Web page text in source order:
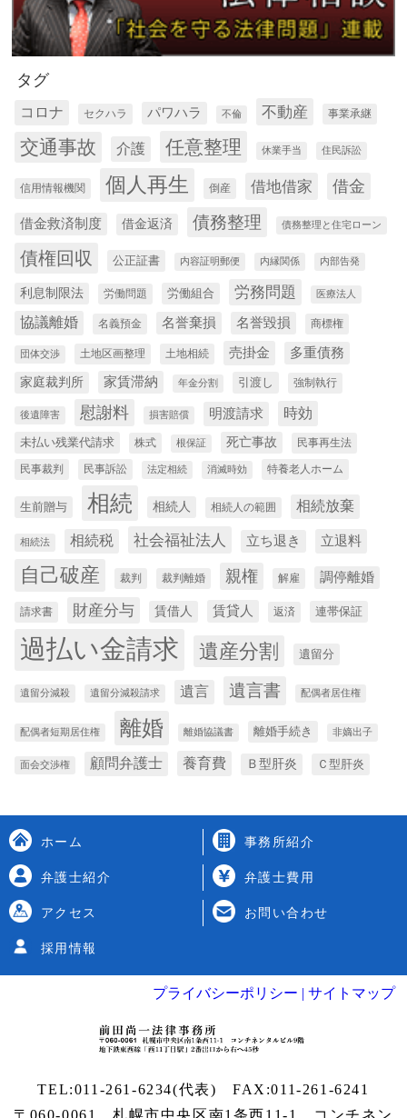
タグ
コロナ セクハラ パワハラ 不倫 不動産 事業承継
交通事故 介護 任意整理 休業手当 住民訴訟
信用情報機関 個人再生 倒産 借地借家 借金
借金救済制度 借金返済 債務整理 債務整理と住宅ローン
債権回収 公正証書 内容証明郵便 内縁関係 内部告発
利息制限法 労働問題 労働組合 労務問題 医療法人
協議離婚 名義預金 名誉棄損 名誉毀損 商標権
団体交渉 土地区画整理 土地相続 売掛金 多重債務
家庭裁判所 家賃滞納 年金分割 引渡し 強制執行
後遺障害 慰謝料 損害賠償 明渡請求 時効
未払い残業代請求 株式 根保証 死亡事故 民事再生法
民事裁判 民事訴訟 法定相続 消滅時効 特養老人ホーム
生前贈与 相続 相続人 相続人の範囲 相続放棄
相続法 相続税 社会福祉法人 立ち退き 立退料
自己破産 裁判 裁判離婚 親権 解雇 調停離婚
請求書 財産分与 賃借人 賃貸人 返済 連帯保証
過払い金請求 遺産分割 遺留分
遺留分減殺 遺留分減殺請求 遺言 遺言書 配偶者居住権
配偶者短期居住権 離婚 離婚協議書 離婚手続き 非嫡出子
面会交渉権 顧問弁護士 養育費 Ｂ型肝炎 Ｃ型肝炎
ホーム 事務所紹介
弁護士紹介 弁護士費用
アクセス お問い合わせ
採用情報
プライバシーポリシー | サイトマップ
TEL:011-261-6234(代表) FAX:011-261-6241